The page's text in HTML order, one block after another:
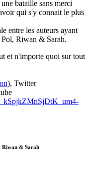
bataille sans merci
qui s'y connait le plus
entre les auteurs ayant
Pol, Riwan & Sarah.
et n'importe quoi sur tout
), Twitter
Riwan & Sarah